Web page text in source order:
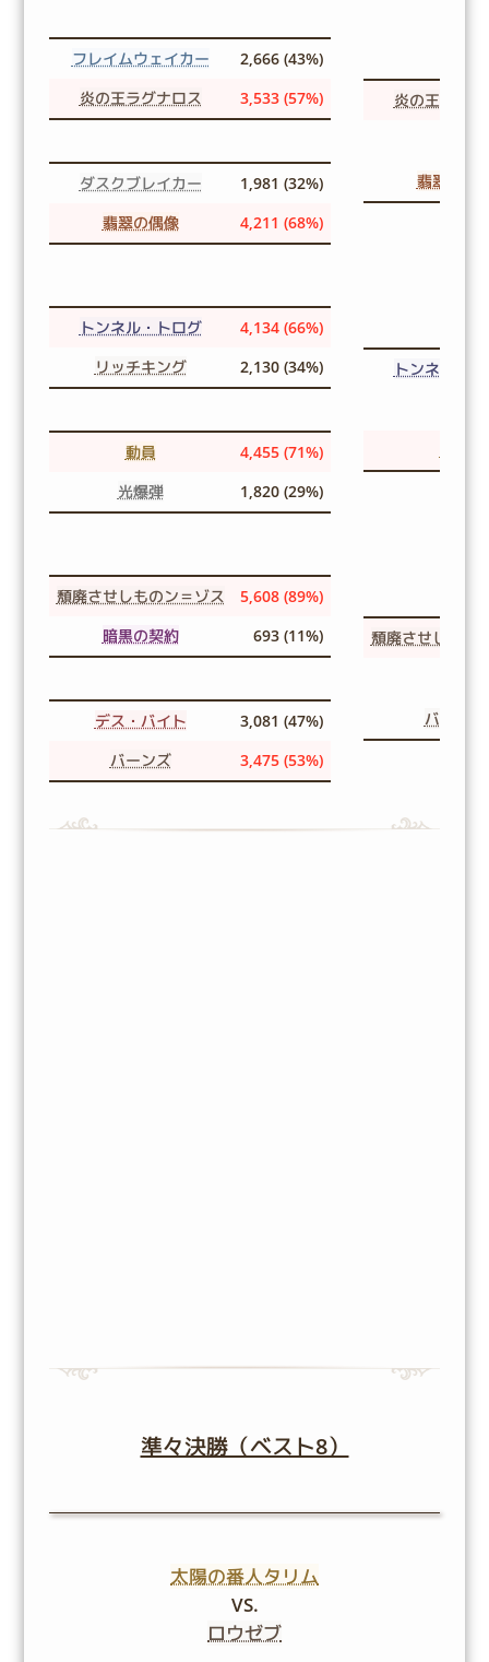
フレイムウェイカー
2,666 (43%)
炎の王ラグナロス
3,533 (57%) 炎の王ラグ
ダスクブレイカー 1,981 (32%)
翡翠の偶
翡翠の偶像
4,211 (68%)
トンネル・トログ
4,134 (66%)
リッチキング
2,130 (34%) トンネル・
動員 4,455 (71%)
光爆弾
1,820 (29%)
頽廃させしものン＝ゾス
5,608 (89%)
暗黒の契約
693 (11%) 頽廃させしもの
デス・バイト 3,081 (47%)
バーンズ
バーンズ
3,475 (53%)
準々決勝（ベスト8）
太陽の番人タリム
VS.
ロウゼブ